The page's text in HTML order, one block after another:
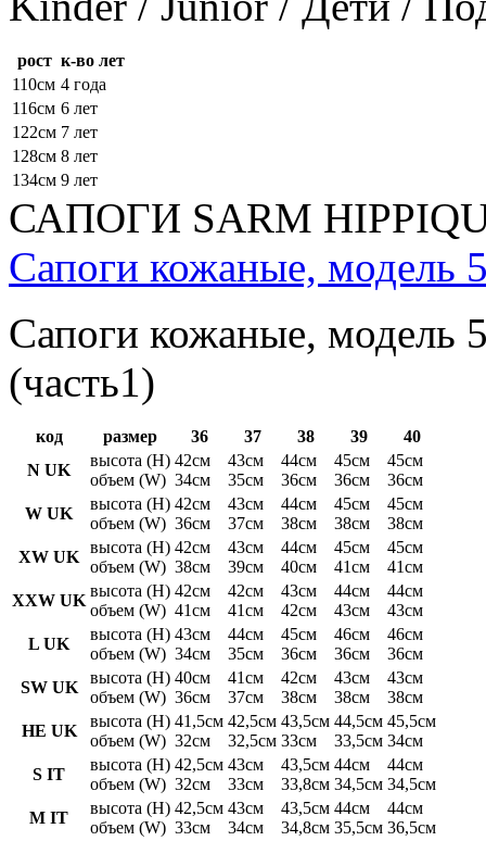
рост к-во лет
110см 4 года
116см 6 лет
122см 7 лет
128см 8 лет
134см 9 лет
САПОГИ SARM
Сапоги кожаные, модель
Сапоги кожаные, модель
(часть1)
код размер 36 37 38 39
40
N UK
высота (H)
объем (W)
42см
34см
43см
35см
44см
36см
45см
36см
45см
36см
W UK
высота (H)
объем (W)
42см
36см
43см
37см
44см
38см
45см
38см
45см
38см
XW UK
высота (H)
объем (W)
42см
38см
43см
39см
44см
40см
45см
41см
45см
41см
XXW UK
высота (H)
объем (W)
42см
41см
42см
41см
43см
42см
44см
43см
44см
43см
L UK
высота (H)
объем (W)
43см
34см
44см
35см
45см
36см
46см
36см
46см
36см
SW UK
высота (H)
объем (W)
40см
36см
41см
37см
42см
38см
43см
38см
43см
38см
HE UK
высота (H)
объем (W)
41,5см
32см
42,5см
32,5см
43,5см
33см
44,5см
33,5см
45,5см
34см
S IT
высота (H)
объем (W)
42,5см
32см
43см
33см
43,5см
33,8см
44см
34,5см
44см
34,5см
M IT
высота (H)
объем (W)
42,5см
33см
43см
34см
43,5см
34,8см
44см
35,5см
44см
36,5см